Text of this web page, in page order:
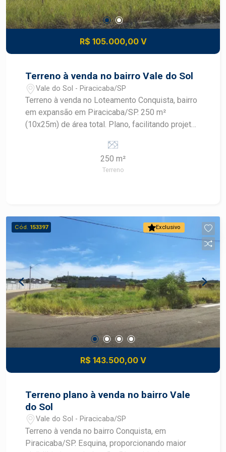
R$ 105.000,00 V
Terreno à venda no bairro Vale do Sol
Vale do Sol - Piracicaba/SP
Terreno à venda no Loteamento Conquista, bairro
em expansão em Piracicaba/SP. 250 m²
(10x25m) de área total. Plano, facilitando projetos
asfaltadas, iluminação pública e rede de
serviços. Localização com fácil acesso a
comércios, escolas e serviços essenciais.
imobiliário de Piracicaba. Agende sua visita.
250 m²
Terreno
Exclusivo
Cód. 153397
R$ 143.500,00 V
Terreno plano à venda no bairro Vale
do Sol
Vale do Sol - Piracicaba/SP
Terreno à venda no bairro Conquista, em
Piracicaba/SP. Esquina, proporcionando maior